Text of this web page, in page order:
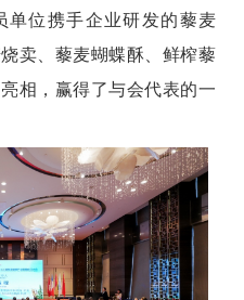
单位携手企业研发的藜麦
卖、藜麦蝴蝶酥、鲜榨藜
相，赢得了与会代表的一